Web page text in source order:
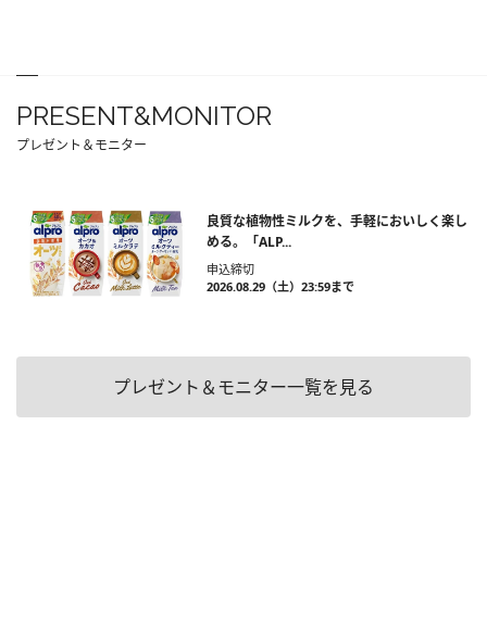
PRESENT&MONITOR
プレゼント＆モニター
良質な植物性ミルクを、手軽においしく楽し
める。「ALP...
申込締切
2026.08.29（土）23:59まで
プレゼント＆モニター一覧を見る